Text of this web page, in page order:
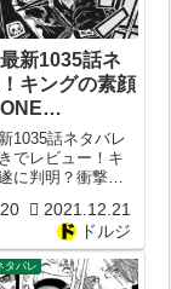
新1035話ネ
キングの素顔
話予想
1035話ネタバレ
でレビュー！キ
に判明？衝撃の
2021.12.21
ドルジ
タバレ